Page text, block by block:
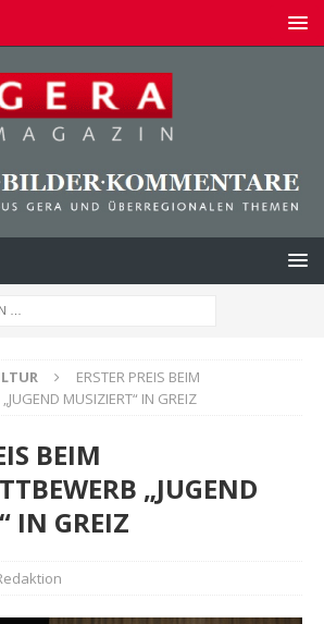
ERSTER PREIS BEIM
MUSIZIERT“ IN GREIZ
BEIM
„JUGEND
IN GREIZ